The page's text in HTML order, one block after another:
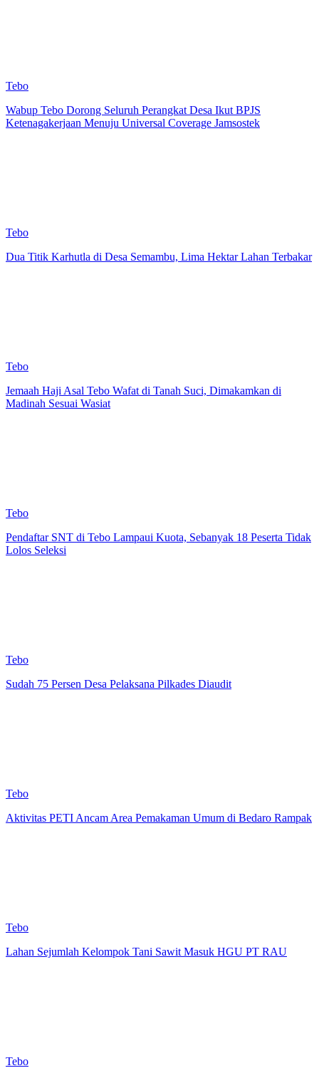
Tebo
Wabup Tebo Dorong Seluruh Perangkat Desa Ikut BPJS
Ketenagakerjaan Menuju Universal Coverage Jamsostek
Tebo
Dua Titik Karhutla di Desa Semambu, Lima Hektar Lahan Terbakar
Tebo
Jemaah Haji Asal Tebo Wafat di Tanah Suci, Dimakamkan di
Madinah Sesuai Wasiat
Tebo
Pendaftar SNT di Tebo Lampaui Kuota, Sebanyak 18 Peserta Tidak
Lolos Seleksi
Tebo
Sudah 75 Persen Desa Pelaksana Pilkades Diaudit
Tebo
Aktivitas PETI Ancam Area Pemakaman Umum di Bedaro Rampak
Tebo
Lahan Sejumlah Kelompok Tani Sawit Masuk HGU PT RAU
Tebo